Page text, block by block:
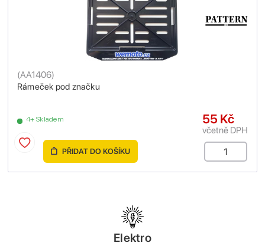
Rámeček pod značku
(AA1406)
4+ Skladem 55 Kč
včetně DPH
PŘIDAT DO KOŠÍKU
Elektro